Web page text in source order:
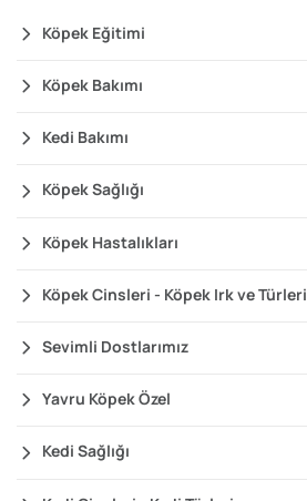
Köpek Eğitimi
Köpek Bakımı
Kedi Bakımı
Köpek Sağlığı
Köpek Hastalıkları
Köpek Cinsleri - Köpek Irk ve Türleri
Sevimli Dostlarımız
Yavru Köpek Özel
Kedi Sağlığı